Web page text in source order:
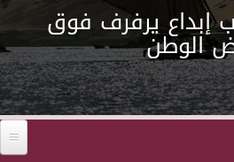
إبداع يرفرف فوق
الوطن